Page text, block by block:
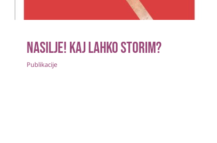
Nasilje! Kaj lahko storim?
Publikacije